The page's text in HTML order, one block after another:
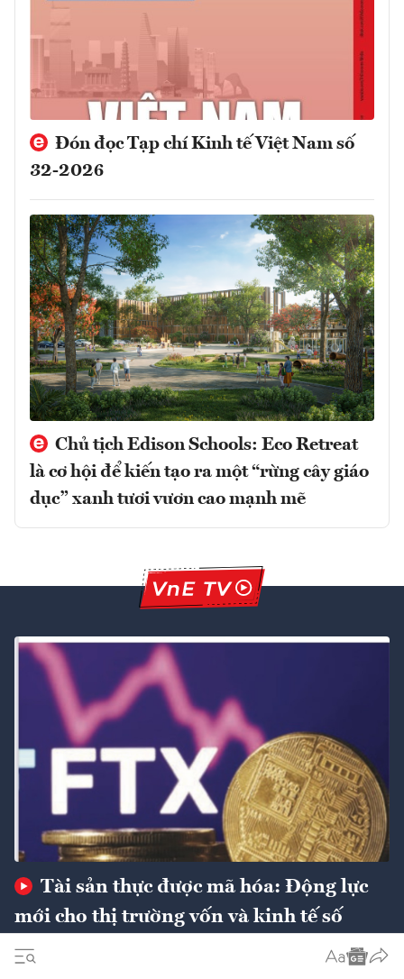
Đón đọc Tạp chí Kinh tế Việt Nam số
32-2026
Chủ tịch Edison Schools: Eco Retreat
là cơ hội để kiến tạo ra một “rừng cây giáo
dục” xanh tươi vươn cao mạnh mẽ
Tài sản thực được mã hóa: Động lực
mới cho thị trường vốn và kinh tế số